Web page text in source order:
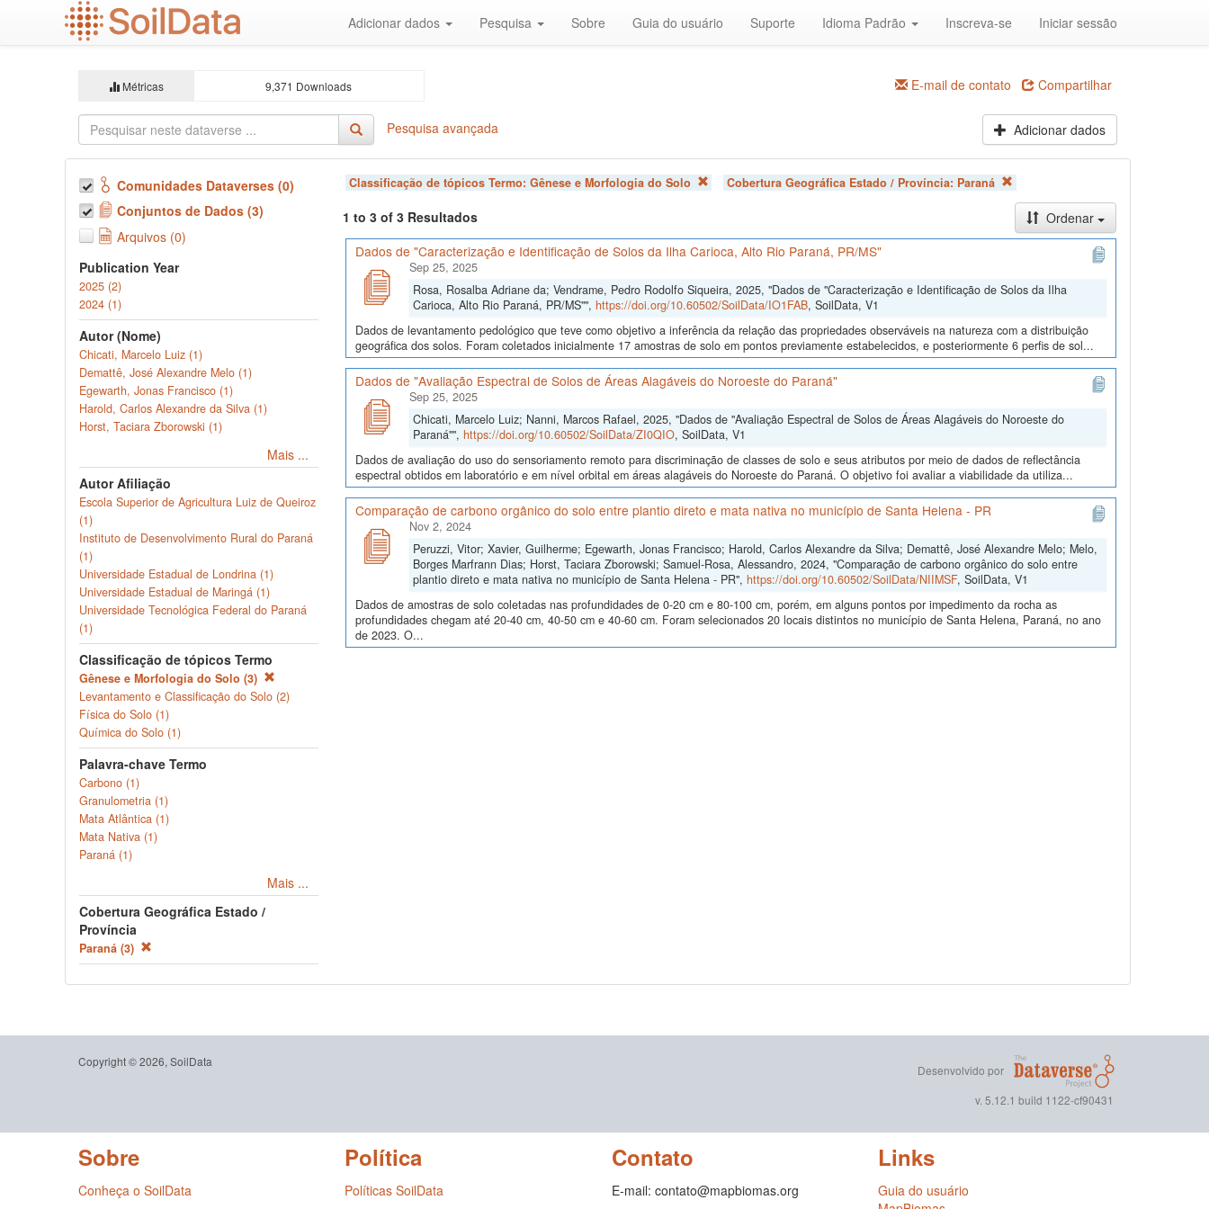
Adicionar dados Pesquisa Sobre Guia do usuário Suporte Idioma Padrão Inscreva-se Iniciar sessão
Métricas 9,371 Downloads E-mail de contato Compartilhar
Pesquisa avançada Adicionar dados
Comunidades Dataverses (0)
Conjuntos de Dados (3)
Arquivos (0)
Publication Year
2025 (2)
2024 (1)
Autor (Nome)
Chicati, Marcelo Luiz (1)
Demattê, José Alexandre Melo (1)
Egewarth, Jonas Francisco (1)
Harold, Carlos Alexandre da Silva (1)
Horst, Taciara Zborowski (1)
Mais ...
Autor Afiliação
Escola Superior de Agricultura Luiz de Queiroz
(1)
Instituto de Desenvolvimento Rural do Paraná
(1)
Universidade Estadual de Londrina (1)
Universidade Estadual de Maringá (1)
Universidade Tecnológica Federal do Paraná
(1)
Classificação de tópicos Termo
Gênese e Morfologia do Solo (3)
Levantamento e Classificação do Solo (2)
Física do Solo (1)
Química do Solo (1)
Palavra-chave Termo
Carbono (1)
Granulometria (1)
Mata Atlântica (1)
Mata Nativa (1)
Paraná (1)
Mais ...
Cobertura Geográfica Estado /
Província
Paraná (3)
Classificação de tópicos Termo: Gênese e Morfologia do Solo Cobertura Geográfica Estado / Província: Paraná
1 to 3 of 3 Resultados
Ordenar
Dados de "Caracterização e Identificação de Solos da Ilha Carioca, Alto Rio Paraná, PR/MS"
Sep 25, 2025
Rosa, Rosalba Adriane da; Vendrame, Pedro Rodolfo Siqueira, 2025, "Dados de "Caracterização e Identificação de Solos da Ilha
Carioca, Alto Rio Paraná, PR/MS"", https://doi.org/10.60502/SoilData/IO1FAB, SoilData, V1
Dados de levantamento pedológico que teve como objetivo a inferência da relação das propriedades observáveis na natureza com a distribuição
geográfica dos solos. Foram coletados inicialmente 17 amostras de solo em pontos previamente estabelecidos, e posteriormente 6 perfis de sol...
Dados de "Avaliação Espectral de Solos de Áreas Alagáveis do Noroeste do Paraná"
Sep 25, 2025
Chicati, Marcelo Luiz; Nanni, Marcos Rafael, 2025, "Dados de "Avaliação Espectral de Solos de Áreas Alagáveis do Noroeste do
Paraná"", https://doi.org/10.60502/SoilData/ZI0QIO, SoilData, V1
Dados de avaliação do uso do sensoriamento remoto para discriminação de classes de solo e seus atributos por meio de dados de reflectância
espectral obtidos em laboratório e em nível orbital em áreas alagáveis do Noroeste do Paraná. O objetivo foi avaliar a viabilidade da utiliza...
Comparação de carbono orgânico do solo entre plantio direto e mata nativa no município de Santa Helena - PR
Nov 2, 2024
Peruzzi, Vitor; Xavier, Guilherme; Egewarth, Jonas Francisco; Harold, Carlos Alexandre da Silva; Demattê, José Alexandre Melo; Melo,
Borges Marfrann Dias; Horst, Taciara Zborowski; Samuel-Rosa, Alessandro, 2024, "Comparação de carbono orgânico do solo entre
plantio direto e mata nativa no município de Santa Helena - PR", https://doi.org/10.60502/SoilData/NIIMSF, SoilData, V1
Dados de amostras de solo coletadas nas profundidades de 0-20 cm e 80-100 cm, porém, em alguns pontos por impedimento da rocha as
profundidades chegam até 20-40 cm, 40-50 cm e 40-60 cm. Foram selecionados 20 locais distintos no município de Santa Helena, Paraná, no ano
de 2023. O...
Copyright © 2026, SoilData
Desenvolvido por
v. 5.12.1 build 1122-cf90431
Sobre
Conheça o SoilData
Política
Políticas SoilData
Contato
E-mail: contato@mapbiomas.org
Links
Guia do usuário